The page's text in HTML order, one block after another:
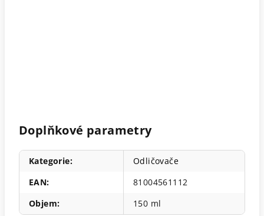
Doplňkové parametry
Kategorie:
Odličovače
EAN:
81004561112
Objem: 150 ml